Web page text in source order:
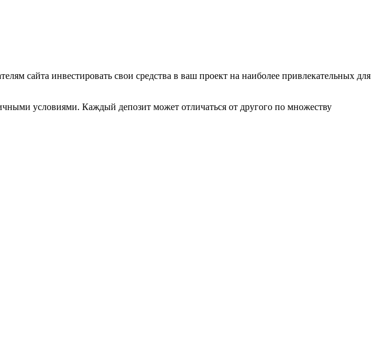
сайта инвестировать свои средства в ваш проект на наиболее привлекательных для
условиями. Каждый депозит может отличаться от другого по множеству